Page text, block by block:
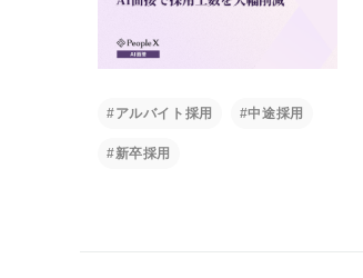
#アルバイト採用 #中途採用
#新卒採用